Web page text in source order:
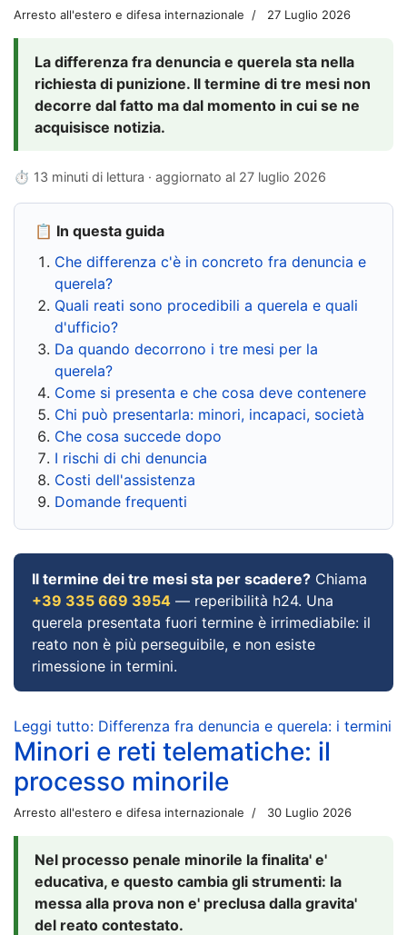
Arresto all'estero e difesa internazionale 27 Luglio 2026
La differenza fra denuncia e querela sta nella
richiesta di punizione. Il termine di tre mesi non
decorre dal fatto ma dal momento in cui se ne
acquisisce notizia.
⏱ 13 minuti di lettura · aggiornato al 27 luglio 2026
📋 In questa guida
Che differenza c'è in concreto fra denuncia e
querela?
Quali reati sono procedibili a querela e quali
d'ufficio?
Da quando decorrono i tre mesi per la
querela?
Come si presenta e che cosa deve contenere
Chi può presentarla: minori, incapaci, società
Che cosa succede dopo
I rischi di chi denuncia
Costi dell'assistenza
Domande frequenti
Il termine dei tre mesi sta per scadere? Chiama
+39 335 669 3954 — reperibilità h24. Una
querela presentata fuori termine è irrimediabile: il
reato non è più perseguibile, e non esiste
rimessione in termini.
Leggi tutto: Differenza fra denuncia e querela: i termini
Minori e reti telematiche: il
processo minorile
Arresto all'estero e difesa internazionale 30 Luglio 2026
Nel processo penale minorile la finalita' e'
educativa, e questo cambia gli strumenti: la
messa alla prova non e' preclusa dalla gravita'
del reato contestato.